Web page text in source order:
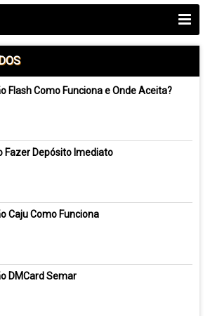
Flash Como Funciona e Onde Aceita?
Fazer Depósito Imediato
Caju Como Funciona
DMCard Semar